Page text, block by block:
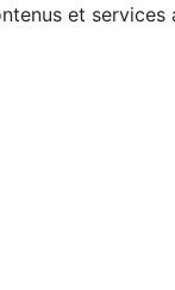
et services